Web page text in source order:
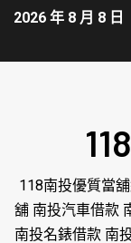
2026 年 8 月 8 日
118南投優質當
舖 南投汽車借款
南投名錶借款 南